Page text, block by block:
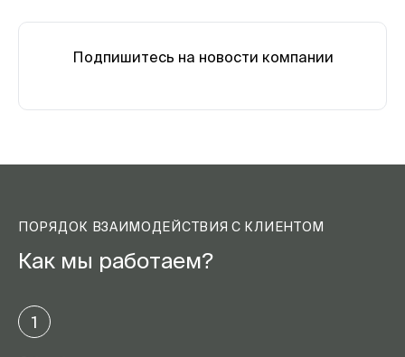
Подпишитесь на новости компании
ПОРЯДОК ВЗАИМОДЕЙСТВИЯ С КЛИЕНТОМ
Как мы работаем?
1